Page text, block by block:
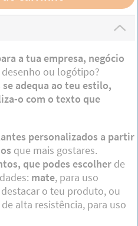
a tua empresa, negócio
ou logótipo?
adequa ao teu estilo,
o com o texto que
personalizados a partir
que mais gostares.
que podes escolher de
mate, para uso
destacar o teu produto, ou
alta resistência, para uso